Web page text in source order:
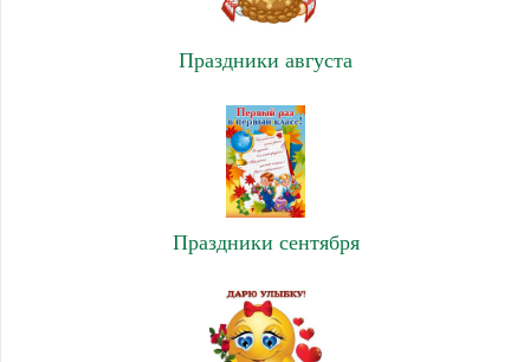
Праздники августа
Праздники сентября